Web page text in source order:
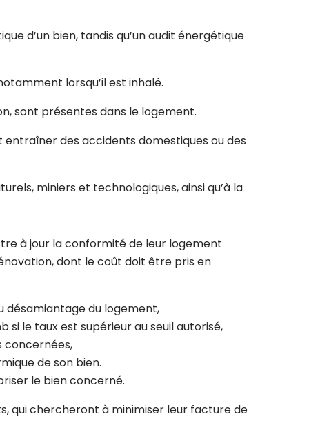
d’un bien, tandis qu’un audit énergétique
lorsqu’il est inhalé.
sont présentes dans le logement.
des accidents domestiques ou des
miniers et technologiques, ainsi qu’à la
à jour la conformité de leur logement
dont le coût doit être pris en
désamiantage du logement,
le taux est supérieur au seuil autorisé,
concernées,
de son bien.
le bien concerné.
qui chercheront à minimiser leur facture de